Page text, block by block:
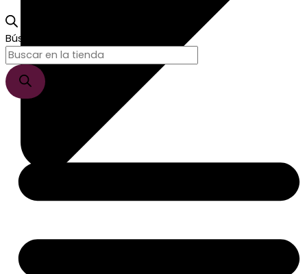
Búsqueda de productos